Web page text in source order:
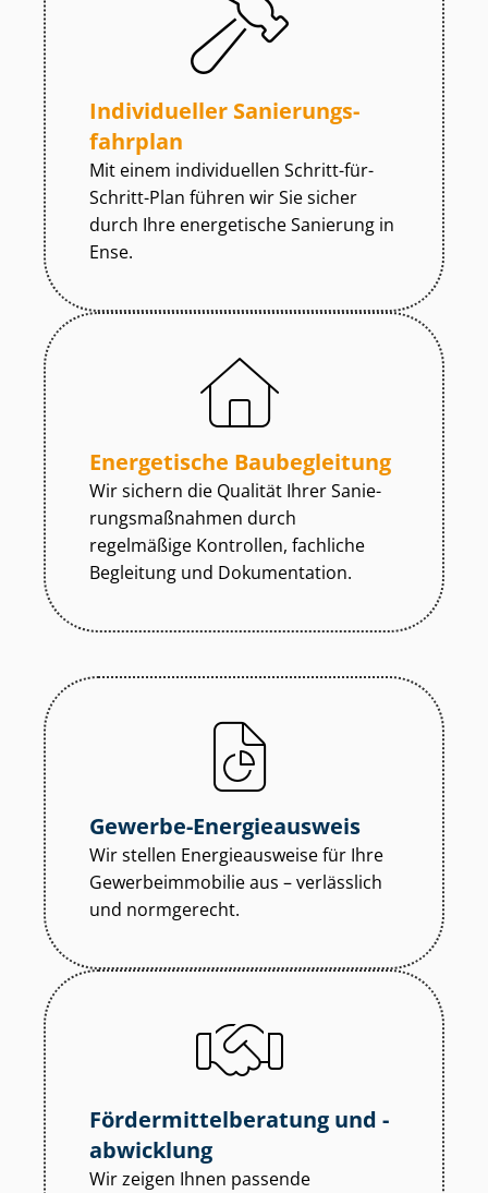
Individueller Sa­nie­rungs­
fahr­plan
Mit einem individuellen Schritt-für-
Schritt-Plan führen wir Sie sicher
durch Ihre energetische Sanierung in
Ense.
Energetische Baubegleitung
Wir sichern die Qualität Ihrer Sa­nie­
rungs­maß­nah­men durch
regelmäßige Kontrollen, fachliche
Begleitung und Dokumentation.
Gewerbe-Energieausweis
Wir stellen Energieausweise für Ihre
Ge­wer­be­im­mo­bi­lie aus – verlässlich
und normgerecht.
För­der­mit­tel­be­ra­tung und -
abwicklung
Wir zeigen Ihnen passende